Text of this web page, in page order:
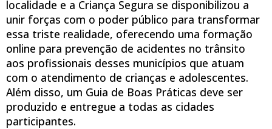
localidade e a Criança Segura se disponibilizou a
unir forças com o poder público para transformar
essa triste realidade, oferecendo uma formação
online para prevenção de acidentes no trânsito
aos profissionais desses municípios que atuam
com o atendimento de crianças e adolescentes.
Além disso, um Guia de Boas Práticas deve ser
produzido e entregue a todas as cidades
participantes.